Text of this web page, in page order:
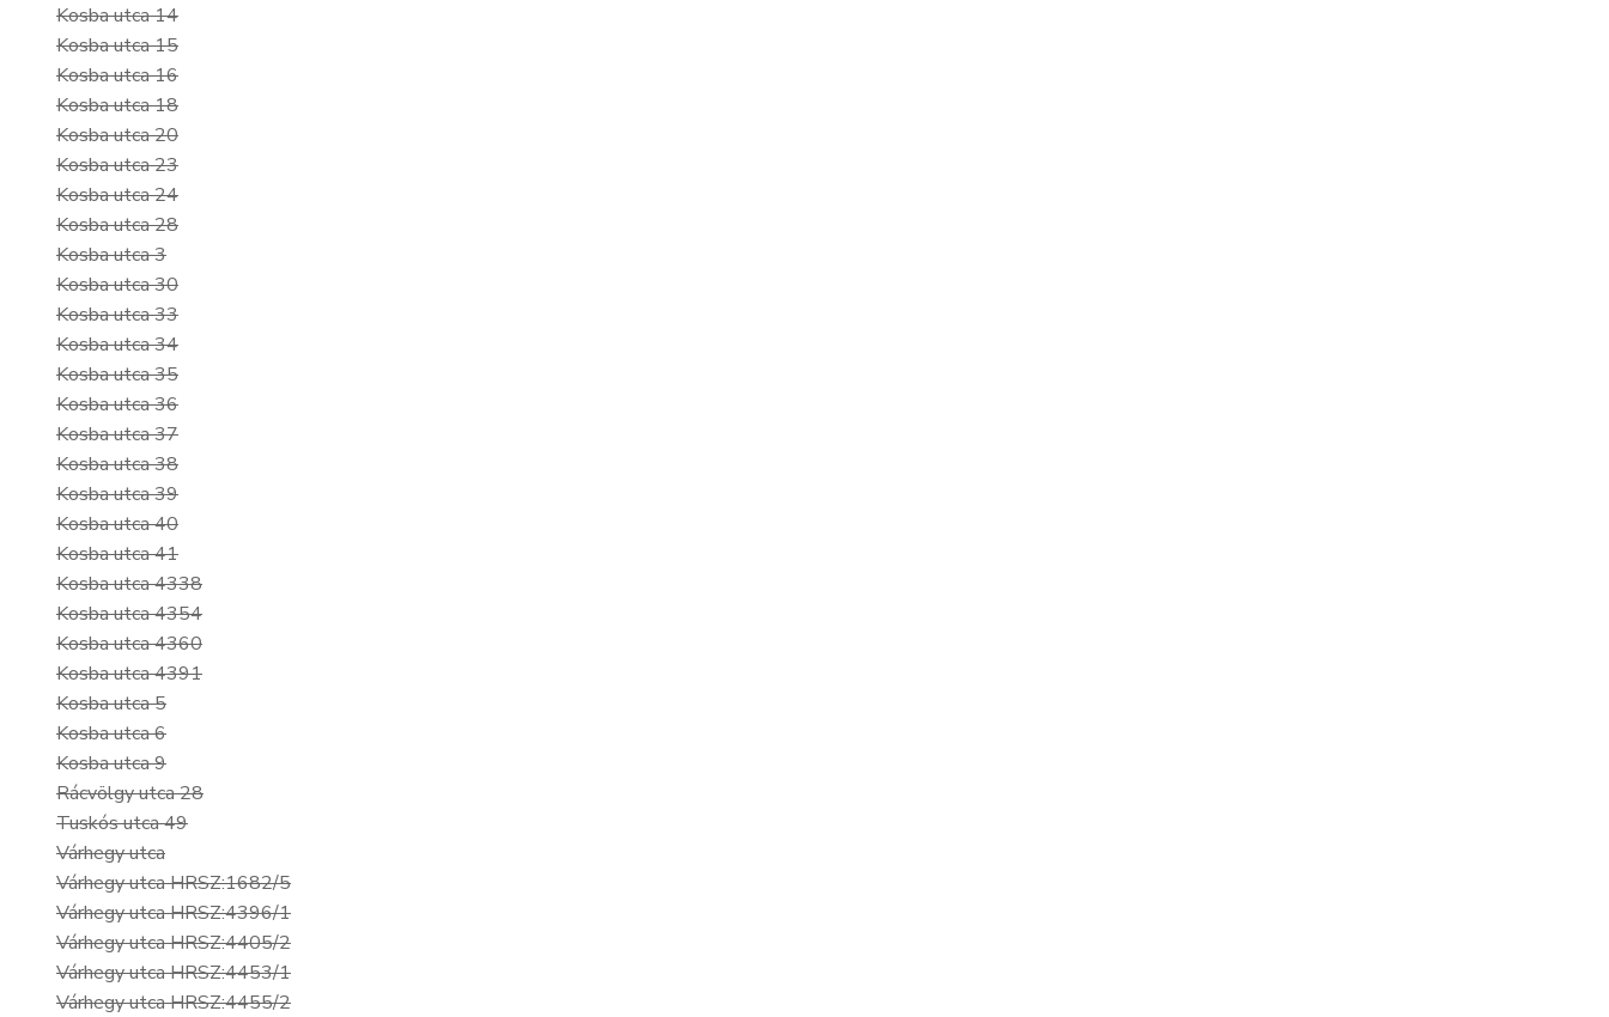
Kosba utca 14
Kosba utca 15
Kosba utca 16
Kosba utca 18
Kosba utca 20
Kosba utca 23
Kosba utca 24
Kosba utca 28
Kosba utca 3
Kosba utca 30
Kosba utca 33
Kosba utca 34
Kosba utca 35
Kosba utca 36
Kosba utca 37
Kosba utca 38
Kosba utca 39
Kosba utca 40
Kosba utca 41
Kosba utca 4338
Kosba utca 4354
Kosba utca 4360
Kosba utca 4391
Kosba utca 5
Kosba utca 6
Kosba utca 9
Rácvölgy utca 28
Tuskós utca 49
Várhegy utca
Várhegy utca HRSZ:1682/5
Várhegy utca HRSZ:4396/1
Várhegy utca HRSZ:4405/2
Várhegy utca HRSZ:4453/1
Várhegy utca HRSZ:4455/2